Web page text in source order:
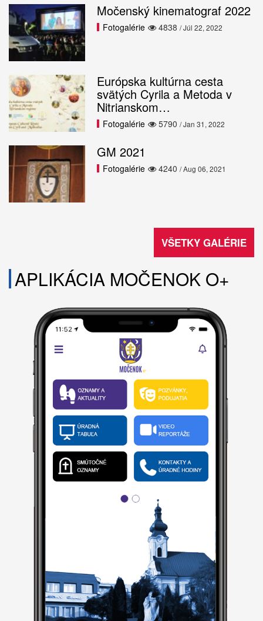
Močenský kinematograf 2022
4838
Fotogalérie / Júl 22, 2022
Európska kultúrna cesta
svätých Cyrila a Metoda v
Nitrianskom…
5790
Fotogalérie / Jan 31, 2022
GM 2021
4240
Fotogalérie / Aug 06, 2021
VŠETKY GALÉRIE
APLIKÁCIA MOČENOK O+